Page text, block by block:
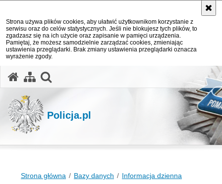
Strona używa plików cookies, aby ułatwić użytkownikom korzystanie z
serwisu oraz do celów statystycznych. Jeśli nie blokujesz tych plików, to
zgadzasz się na ich użycie oraz zapisanie w pamięci urządzenia.
Pamiętaj, że możesz samodzielnie zarządzać cookies, zmieniając
ustawienia przeglądarki. Brak zmiany ustawienia przeglądarki oznacza
wyrażenie zgody.
Policja.pl
Strona główna Bazy danych
Informacja dzienna